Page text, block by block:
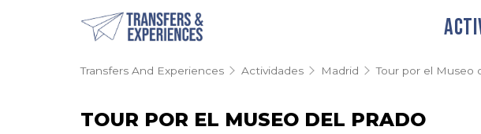
Transfers And Experiences Actividades Madrid Tour por el Museo
TOUR POR EL MUSEO DEL PRADO